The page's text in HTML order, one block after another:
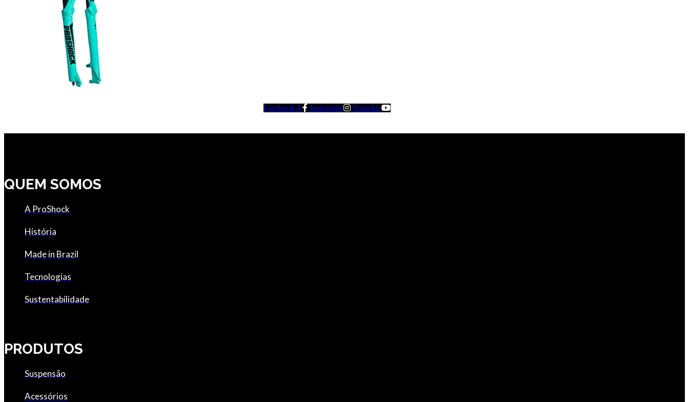
Facebook-f Instagram Youtube
QUEM SOMOS
A ProShock
História
Made in Brazil
Tecnologias
Sustentabilidade
PRODUTOS
Suspensão
Acessórios